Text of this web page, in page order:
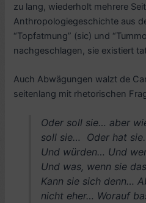
zu lang, wiederholt mehrere
Anthropologiegeschichte aus
“Topfatmung” (sic) und
nachgeschlagen, sie existiert
Auch Abwägungen walzt de
seitenlang mit rhetorischen
Oder soll sie… aber
soll sie… Oder hat
Und würden… Und
Und was, wenn sie
Kann sie sich denn…
nicht eher… Worauf